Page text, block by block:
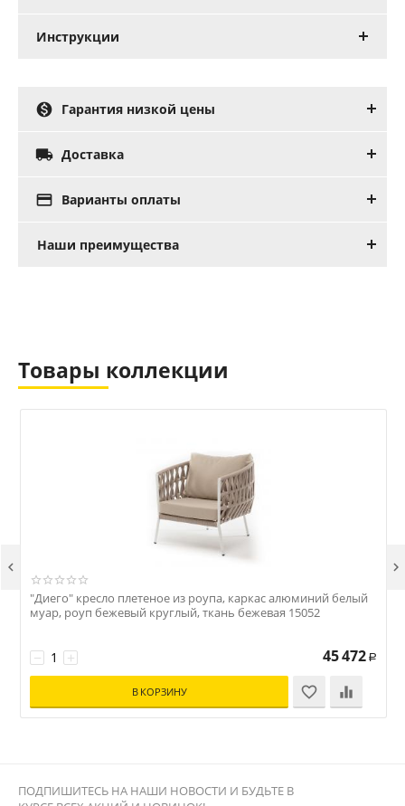
Инструкции
 Гарантия низкой цены
 Доставка
 Варианты оплаты
Наши преимущества
Товары коллекции
"Диего" кресло плетеное из роупа, каркас алюминий белый
муар, роуп бежевый круглый, ткань бежевая 15052
+
− 45 472 Р
В КОРЗИНУ
 
ПОДПИШИТЕСЬ НА НАШИ НОВОСТИ И БУДЬТЕ В